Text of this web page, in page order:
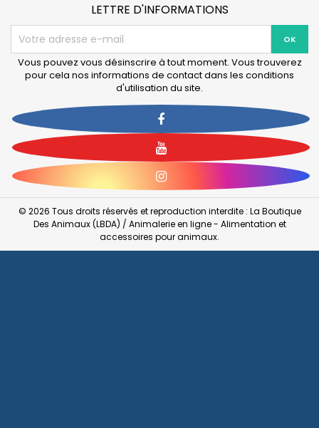
0.01pH
LETTRE D'INFORMATIONS
Vous pouvez vous désinscrire à tout moment. Vous trouverez
pour cela nos informations de contact dans les conditions
d'utilisation du site.
Facebook
YouTube
Instagram
© 2026 Tous droits réservés et reproduction interdite : La Boutique
Des Animaux (LBDA) / Animalerie en ligne - Alimentation et
accessoires pour animaux.